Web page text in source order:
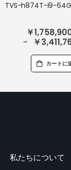
￥
￥
カートに
私たちについて